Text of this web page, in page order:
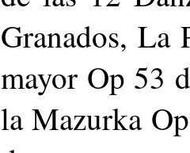
Granados, La
mayor Op 53
la Mazurka